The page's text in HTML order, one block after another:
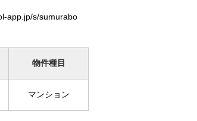
app.jp/s/sumurabo
物件種目
マンション